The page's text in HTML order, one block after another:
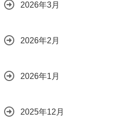
2026年3月
2026年2月
2026年1月
2025年12月